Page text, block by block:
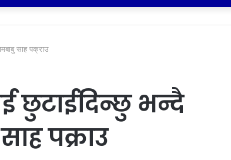
साह पक्राउ
छुटाईदिन्छु भन्दै
पक्राउ